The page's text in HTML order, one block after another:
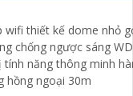
wifi thiết kế dome nhỏ
chống ngược sáng
năng thông minh
hồng ngoại 30m